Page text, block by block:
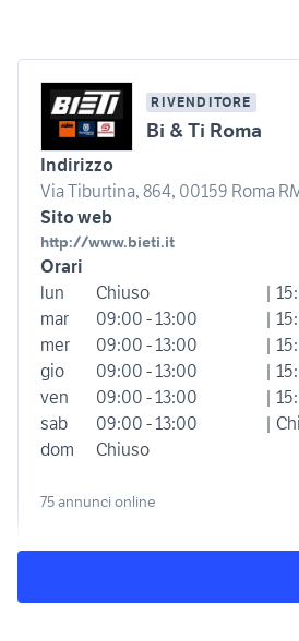
RIVENDITORE
Bi & Ti Roma
Indirizzo
Via Tiburtina, 864, 00159 Roma
Sito web
http://www.bieti.it
Orari
lun
Chiuso
|
mar
09:00 - 13:00
|
mer
09:00 - 13:00
|
gio
09:00 - 13:00
|
ven
09:00 - 13:00
|
sab
09:00 - 13:00
|
dom
Chiuso
75 annunci online